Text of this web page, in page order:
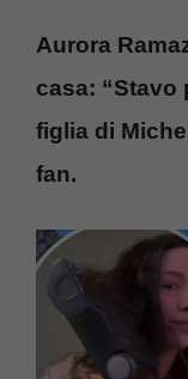
Aurora
casa: “Stavo
figlia di
fan.